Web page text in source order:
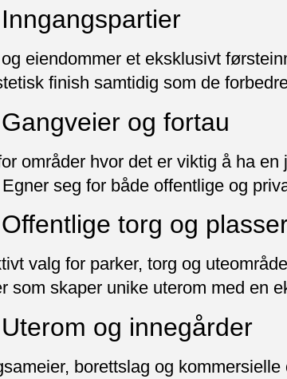
eiendommer et eksklusivt
finish samtidig som de
og fortau
områder hvor det er viktig å ha
seg for både offentlige og
torg og
valg for parker, torg og
som skaper unike uterom med en
og innegårder
borettslag og